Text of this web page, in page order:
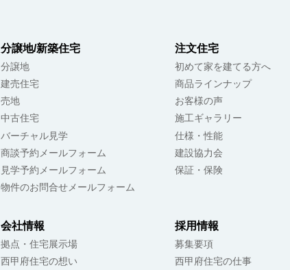
分譲地/新築住宅
分譲地
建売住宅
売地
中古住宅
バーチャル見学
商談予約メールフォーム
見学予約メールフォーム
物件のお問合せメールフォーム
注文住宅
初めて家を建てる方へ
商品ラインナップ
お客様の声
施工ギャラリー
仕様・性能
建設協力会
保証・保険
会社情報
拠点・住宅展示場
西甲府住宅の想い
採用情報
募集要項
西甲府住宅の仕事